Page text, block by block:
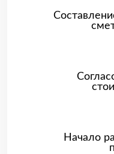
Начало